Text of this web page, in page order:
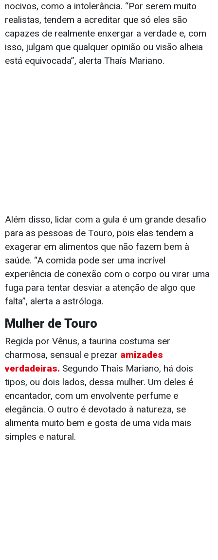
nocivos, como a intolerância. “Por serem muito
realistas, tendem a acreditar que só eles são
capazes de realmente enxergar a verdade e, com
isso, julgam que qualquer opinião ou visão alheia
está equivocada”, alerta Thaís Mariano.
Além disso, lidar com a gula é um grande desafio
para as pessoas de Touro, pois elas tendem a
exagerar em alimentos que não fazem bem à
saúde. “A comida pode ser uma incrível
experiência de conexão com o corpo ou virar uma
fuga para tentar desviar a atenção de algo que
falta”, alerta a astróloga.
Mulher de Touro
Regida por Vênus, a taurina costuma ser
charmosa, sensual e prezar amizades
verdadeiras. Segundo Thaís Mariano, há dois
tipos, ou dois lados, dessa mulher. Um deles é
encantador, com um envolvente perfume e
elegância. O outro é devotado à natureza, se
alimenta muito bem e gosta de uma vida mais
simples e natural.